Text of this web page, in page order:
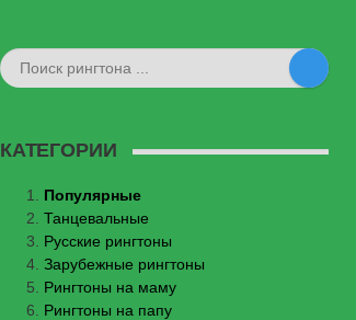
КАТЕГОРИИ
Популярные
Танцевальные
Русские рингтоны
Зарубежные рингтоны
Рингтоны на маму
Рингтоны на папу